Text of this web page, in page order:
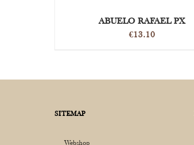
ABUELO RAFAEL PX
€13.10
SITEMAP
Webshop